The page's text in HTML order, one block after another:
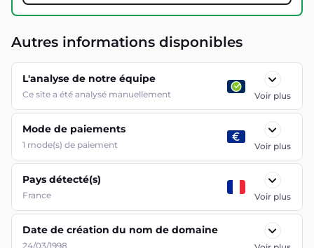
Autres informations disponibles
L'analyse de notre équipe
Ce site a été analysé manuellement Voir plus
Mode de paiements
1 mode(s) de paiement Voir plus
Pays détecté(s)
France Voir plus
Date de création du nom de domaine
24/03/1998